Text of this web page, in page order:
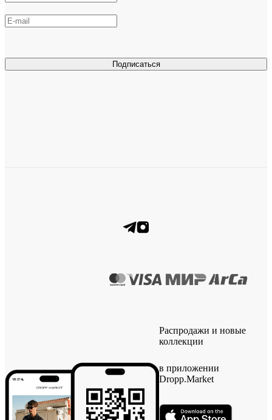
Подписаться
Распродажи и новые
коллекции
в приложении
Dropp.Market